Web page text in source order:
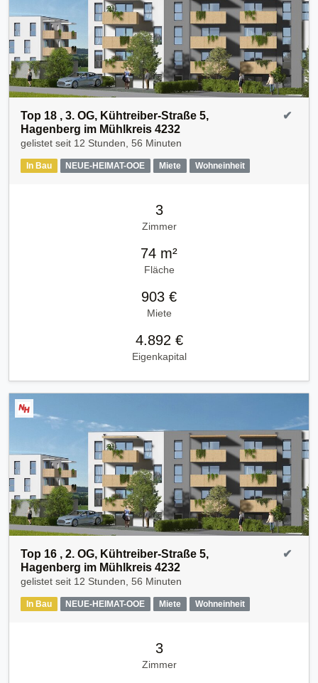
Top 18 , 3. OG, Kühtreiber-Straße 5,
Hagenberg im Mühlkreis 4232
gelistet seit 12 Stunden, 56 Minuten
In Bau NEUE-HEIMAT-OOE Miete Wohneinheit
✔
3
Zimmer
74 m²
Fläche
903 €
Miete
4.892 €
Eigenkapital
Top 16 , 2. OG, Kühtreiber-Straße 5,
Hagenberg im Mühlkreis 4232
gelistet seit 12 Stunden, 56 Minuten
In Bau NEUE-HEIMAT-OOE Miete Wohneinheit
✔
3
Zimmer